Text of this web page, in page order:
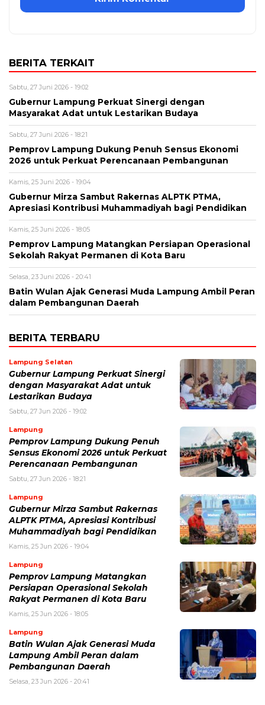
BERITA TERKAIT
Sabtu, 27 Juni 2026 - 19:02
Gubernur Lampung Perkuat Sinergi dengan
Masyarakat Adat untuk Lestarikan Budaya
Sabtu, 27 Juni 2026 - 18:21
Pemprov Lampung Dukung Penuh Sensus Ekonomi
2026 untuk Perkuat Perencanaan Pembangunan
Kamis, 25 Juni 2026 - 19:04
Gubernur Mirza Sambut Rakernas ALPTK PTMA,
Apresiasi Kontribusi Muhammadiyah bagi Pendidikan
Kamis, 25 Juni 2026 - 18:05
Pemprov Lampung Matangkan Persiapan Operasional
Sekolah Rakyat Permanen di Kota Baru
Selasa, 23 Juni 2026 - 20:41
Batin Wulan Ajak Generasi Muda Lampung Ambil Peran
dalam Pembangunan Daerah
BERITA TERBARU
Lampung Selatan
Gubernur Lampung Perkuat Sinergi
dengan Masyarakat Adat untuk
Lestarikan Budaya
Sabtu, 27 Jun 2026 - 19:02
Lampung
Pemprov Lampung Dukung Penuh
Sensus Ekonomi 2026 untuk Perkuat
Perencanaan Pembangunan
Sabtu, 27 Jun 2026 - 18:21
Lampung
Gubernur Mirza Sambut Rakernas
ALPTK PTMA, Apresiasi Kontribusi
Muhammadiyah bagi Pendidikan
Kamis, 25 Jun 2026 - 19:04
Lampung
Pemprov Lampung Matangkan
Persiapan Operasional Sekolah
Rakyat Permanen di Kota Baru
Kamis, 25 Jun 2026 - 18:05
Lampung
Batin Wulan Ajak Generasi Muda
Lampung Ambil Peran dalam
Pembangunan Daerah
Selasa, 23 Jun 2026 - 20:41